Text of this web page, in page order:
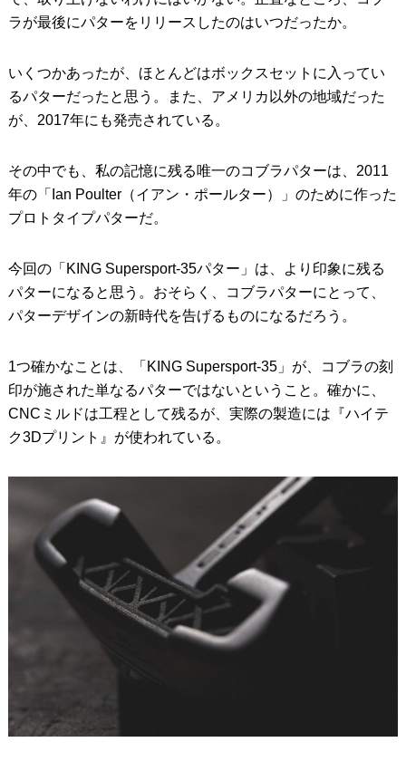
ラが最後にパターをリリースしたのはいつだったか。
いくつかあったが、ほとんどはボックスセットに入ってい
るパターだったと思う。また、アメリカ以外の地域だった
が、2017年にも発売されている。
その中でも、私の記憶に残る唯一のコブラパターは、2011
年の「Ian Poulter（イアン・ポールター）」のために作った
プロトタイプパターだ。
今回の「KING Supersport-35パター」は、より印象に残る
パターになると思う。おそらく、コブラパターにとって、
パターデザインの新時代を告げるものになるだろう。
1つ確かなことは、「KING Supersport-35」が、コブラの刻
印が施された単なるパターではないということ。確かに、
CNCミルドは工程として残るが、実際の製造には『ハイテ
ク3Dプリント』が使われている。